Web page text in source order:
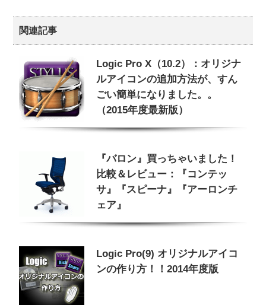
関連記事
Logic Pro X（10.2）：オリジナ
ルアイコンの追加方法が、すん
ごい簡単になりました。。
（2015年度最新版）
『バロン』買っちゃいました！
比較＆レビュー：『コンテッ
サ』『スピーナ』『アーロンチ
ェア』
Logic Pro(9) オリジナルアイコ
ンの作り方！！2014年度版